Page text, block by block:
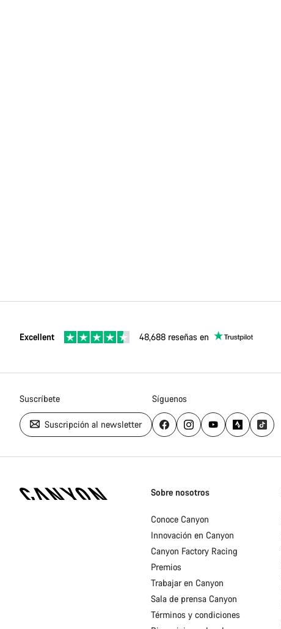
Excellent 48,688 reseñas en
Suscríbete
Suscripción al newsletter
Síguenos
Homepage
Sobre nosotros
Conoce Canyon
Innovación en Canyon
Canyon Factory Racing
Premios
Trabajar en Canyon
Sala de prensa Canyon
Términos y condiciones